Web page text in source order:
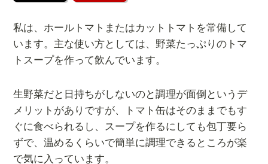
私は、ホールトマトまたはカットトマトを常備して
います。主な使い方としては、野菜たっぷりのトマ
トスープを作って飲んでいます。
生野菜だと日持ちがしないのと調理が面倒というデ
メリットがありですが、トマト缶はそのままでもす
ぐに食べられるし、スープを作るにしても包丁要ら
ずで、温めるくらいで簡単に調理できるところが楽
で気に入っています。